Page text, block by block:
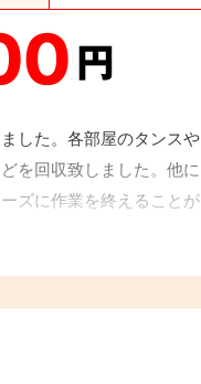
円
した。各部屋のタンスや
を回収致しました。他に
ズに作業を終えることが